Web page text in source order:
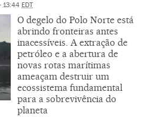
13:44 EDT
O degelo do Polo Norte está
abrindo fronteiras antes
inacessíveis. A extração de
petróleo e a abertura de
novas rotas marítimas
ameaçam destruir um
ecossistema fundamental
para a sobrevivência do
planeta